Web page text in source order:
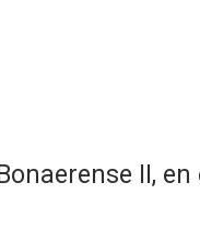
II, en